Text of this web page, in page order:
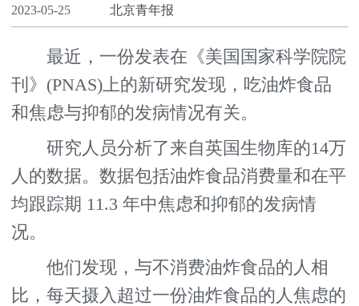
2023-05-25 北京青年报
最近，一份发表在《美国国家科学院院
刊》(PNAS)上的新研究发现，吃油炸食品
和焦虑与抑郁的发病情况有关。
研究人员分析了来自英国生物库的14万
人的数据。数据包括油炸食品消费量和在平
均跟踪期 11.3 年中焦虑和抑郁的发病情
况。
他们发现，与不消费油炸食品的人相
比，每天摄入超过一份油炸食品的人焦虑的